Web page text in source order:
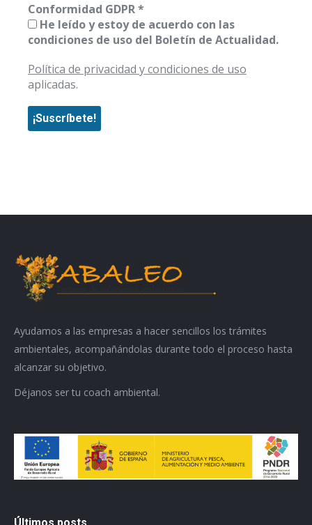
Conformidad GDPR*
He leído y estoy de acuerdo con las
condiciones de uso del Boletín de Actualidad.
Política de privacidad y condiciones de uso
aplicadas.
Ayudamos a las empresas a hacer sencillos los trámites
ambientales, acompañándolas durante todo el proceso hasta
alcanzar su objetivo.
Déjanos ser tu coach ambiental.
Últimos posts